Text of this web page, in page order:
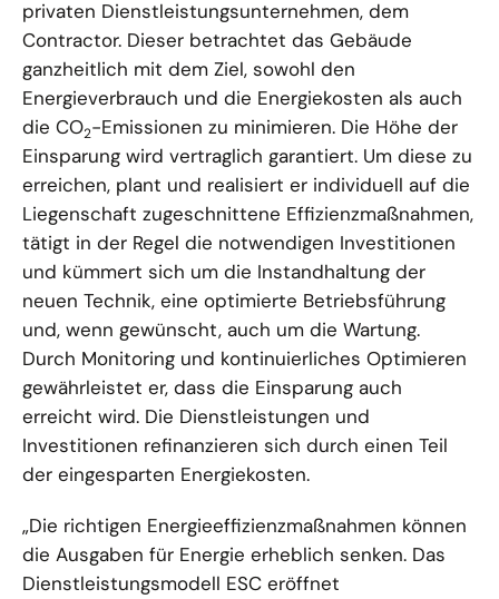
privaten Dienstleistungsunternehmen, dem
Contractor. Dieser betrachtet das Gebäude
ganzheitlich mit dem Ziel, sowohl den
Energieverbrauch und die Energiekosten als auch
die CO2-Emissionen zu minimieren. Die Höhe der
Einsparung wird vertraglich garantiert. Um diese zu
erreichen, plant und realisiert er individuell auf die
Liegenschaft zugeschnittene Effizienzmaßnahmen,
tätigt in der Regel die notwendigen Investitionen
und kümmert sich um die Instandhaltung der
neuen Technik, eine optimierte Betriebsführung
und, wenn gewünscht, auch um die Wartung.
Durch Monitoring und kontinuierliches Optimieren
gewährleistet er, dass die Einsparung auch
erreicht wird. Die Dienstleistungen und
Investitionen refinanzieren sich durch einen Teil
der eingesparten Energiekosten.
„Die richtigen Energieeffizienzmaßnahmen können
die Ausgaben für Energie erheblich senken. Das
Dienstleistungsmodell ESC eröffnet